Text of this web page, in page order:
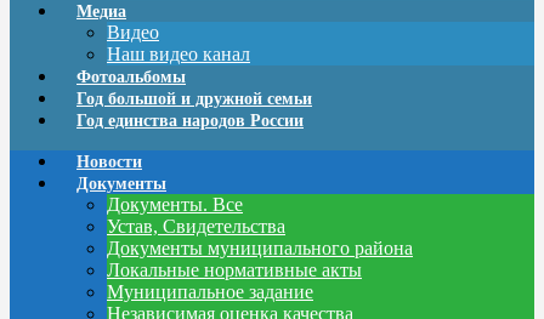
Медиа
Видео
Наш видео канал
Фотоальбомы
Год большой и дружной семьи
Год единства народов России
Новости
Документы
Документы. Все
Устав, Свидетельства
Документы муниципального района
Локальные нормативные акты
Муниципальное задание
Независимая оценка качества